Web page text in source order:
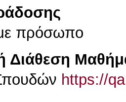
πρόσωπο
Διάθεση
https://